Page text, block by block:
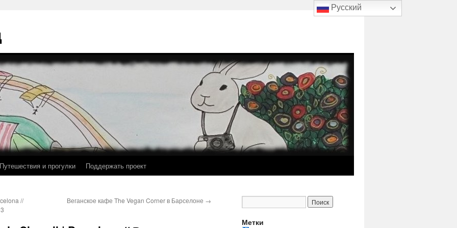
Путешествия и прогулки Поддержать проект
//
Веганское кафе The Vegan Corner в Барселоне →
Метки
Русский